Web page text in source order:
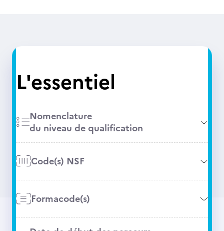
L'essentiel
Nomenclature
du niveau de qualification
Code(s) NSF
Formacode(s)